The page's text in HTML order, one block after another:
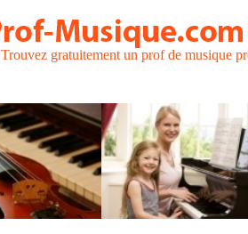
Trouvez gratuitement un prof de musique